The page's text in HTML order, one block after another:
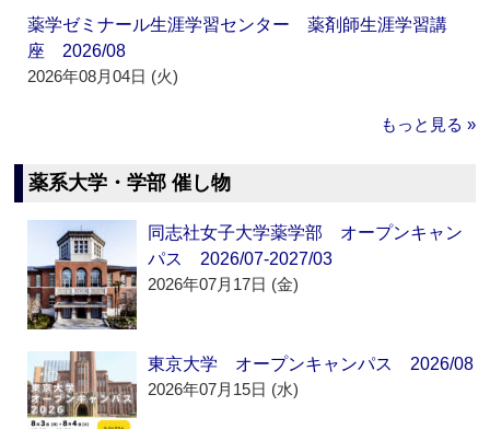
薬学ゼミナール生涯学習センター 薬剤師生涯学習講
座 2026/08
2026年08月04日 (火)
もっと見る »
薬系大学・学部 催し物
同志社女子大学薬学部 オープンキャン
パス 2026/07-2027/03
2026年07月17日 (金)
東京大学 オープンキャンパス 2026/08
2026年07月15日 (水)